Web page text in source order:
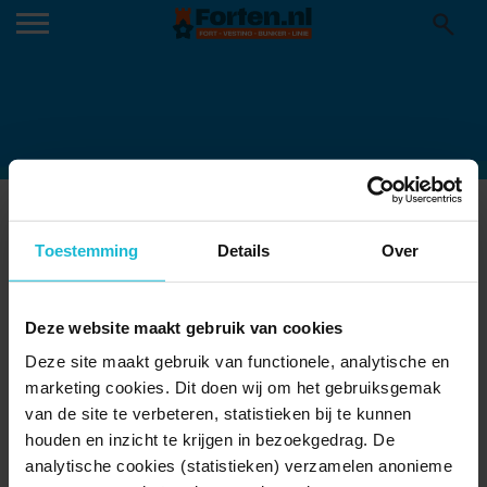
Toestemming Details Over
Deze website maakt gebruik van cookies
Deze site maakt gebruik van functionele, analytische en
marketing cookies. Dit doen wij om het gebruiksgemak
van de site te verbeteren, statistieken bij te kunnen
houden en inzicht te krijgen in bezoekgedrag. De
analytische cookies (statistieken) verzamelen anonieme
HALLOWEENMARKT-2022-1